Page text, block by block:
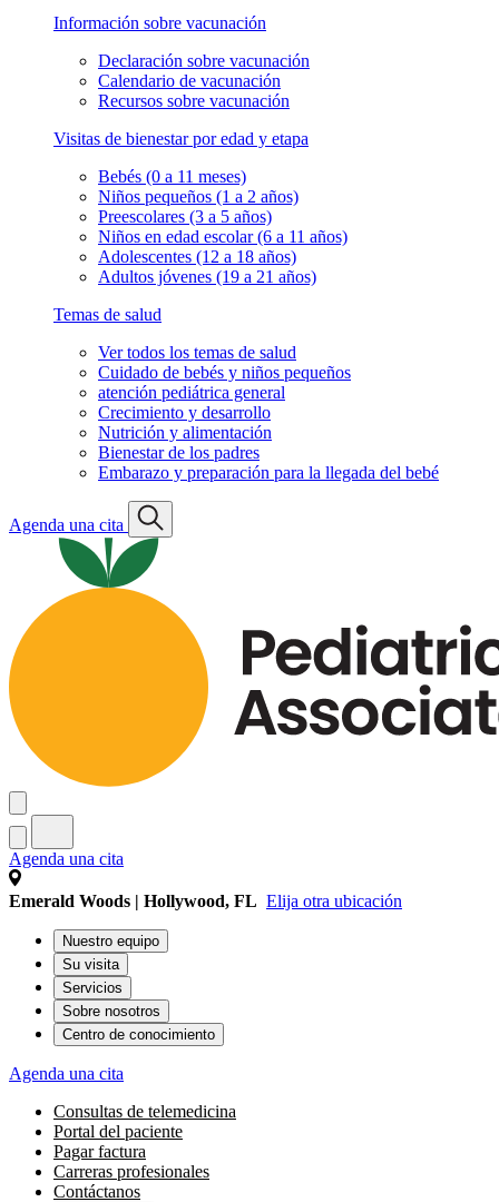
Información sobre vacunación
Declaración sobre vacunación
Calendario de vacunación
Recursos sobre vacunación
Visitas de bienestar por edad y etapa
Bebés (0 a 11 meses)
Niños pequeños (1 a 2 años)
Preescolares (3 a 5 años)
Niños en edad escolar (6 a 11 años)
Adolescentes (12 a 18 años)
Adultos jóvenes (19 a 21 años)
Temas de salud
Ver todos los temas de salud
Cuidado de bebés y niños pequeños
atención pediátrica general
Crecimiento y desarrollo
Nutrición y alimentación
Bienestar de los padres
Embarazo y preparación para la llegada del bebé
Agenda una cita
Agenda una cita
Emerald Woods | Hollywood, FL Elija otra ubicación
Nuestro equipo
Su visita
Servicios
Sobre nosotros
Centro de conocimiento
Agenda una cita
Consultas de telemedicina
Portal del paciente
Pagar factura
Carreras profesionales
Contáctanos